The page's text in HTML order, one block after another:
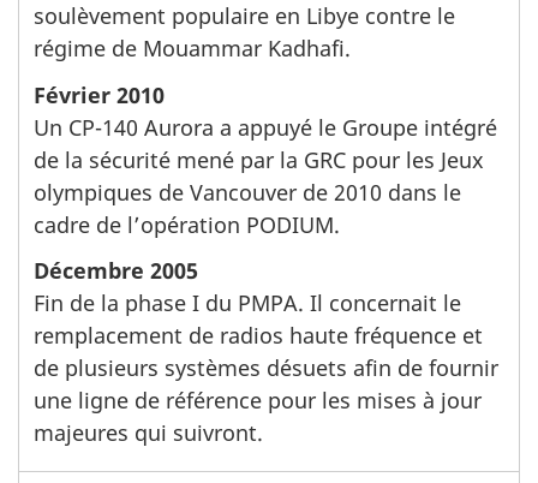
soulèvement populaire en Libye contre le
régime de Mouammar Kadhafi.
Février 2010
Un CP-140 Aurora a appuyé le Groupe intégré
de la sécurité mené par la GRC pour les Jeux
olympiques de Vancouver de 2010 dans le
cadre de l’opération PODIUM.
Décembre 2005
Fin de la phase I du PMPA. Il concernait le
remplacement de radios haute fréquence et
de plusieurs systèmes désuets afin de fournir
une ligne de référence pour les mises à jour
majeures qui suivront.